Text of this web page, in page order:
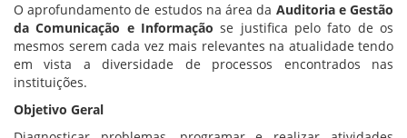
O aprofundamento de estudos na área da Auditoria e Gestão
da Comunicação e Informação se justifica pelo fato de os
mesmos serem cada vez mais relevantes na atualidade tendo
em vista a diversidade de processos encontrados nas
instituições.
Objetivo Geral